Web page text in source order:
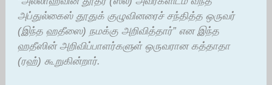
அப்துல்கைஸ் தூதுக் குழுவினரைச் சந்தித்த ஒருவர்
(இந்த ஹதீஸை) நமக்கு அறிவித்தார்” என இந்த
ஹதீஸின் அறிவிப்பாளர்களுள் ஒருவரான கத்தாதா
(ரஹ்) கூறுகின்றார்.